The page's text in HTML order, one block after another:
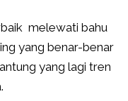
melewati bahu
yang benar-benar
yang lagi tren